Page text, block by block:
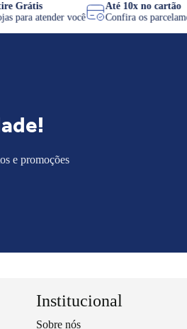
Retire Grátis
4 lojas para atender você
Até 10x no
Confira os
e promoções
Institucional
Sobre nós